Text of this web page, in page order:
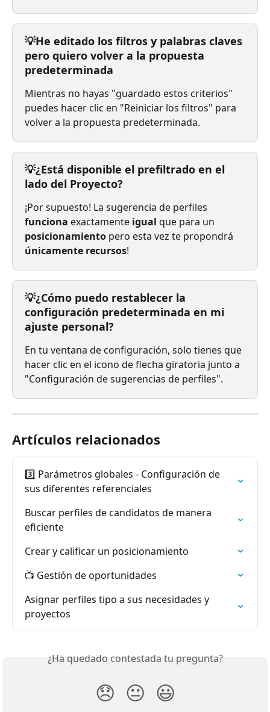
💡He editado los filtros y palabras claves
pero quiero volver a la propuesta
predeterminada
Mientras no hayas "guardado estos criterios"
puedes hacer clic en "Reiniciar los filtros" para
volver a la propuesta predeterminada.
💡¿Está disponible el prefiltrado en el
lado del Proyecto?
¡Por supuesto! La sugerencia de perfiles
funciona exactamente igual que para un
posicionamiento pero esta vez te propondrá
únicamente recursos!
💡¿Cómo puedo restablecer la
configuración predeterminada en mi
ajuste personal?
En tu ventana de configuración, solo tienes que
hacer clic en el icono de flecha giratoria junto a
"Configuración de sugerencias de perfiles".
Artículos relacionados
3️⃣ Parámetros globales - Configuración de
sus diferentes referenciales
Buscar perfiles de candidatos de manera
eficiente
Crear y calificar un posicionamiento
📺 Gestión de oportunidades
Asignar perfiles tipo a sus necesidades y
proyectos
¿Ha quedado contestada tu pregunta?
😞 😐 😃